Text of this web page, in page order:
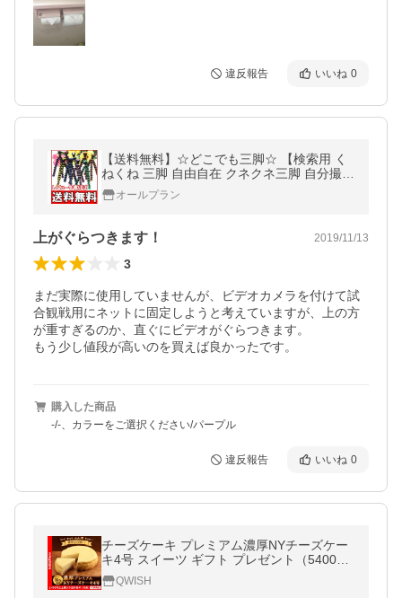
違反報告 いいね 0
【送料無料】☆どこでも三脚☆ 【検索用 く
ねくね 三脚 自由自在 クネクネ三脚 自分撮り
曲がる コンパクト デジタルカメラ 三脚】
オールプラン
上がぐらつきます！ 2019/11/13
3
まだ実際に使用していませんが、ビデオカメラを付けて試
合観戦用にネットに固定しようと考えていますが、上の方
が重すぎるのか、直ぐにビデオがぐらつきます。
もう少し値段が高いのを買えば良かったです。
購入した商品
‐/‐、カラーをご選択ください/パープル
違反報告 いいね 0
チーズケーキ プレミアム濃厚NYチーズケー
キ4号 スイーツ ギフト プレゼント（5400円
以上まとめ買いで送料無料対象商品）(lf)
QWISH